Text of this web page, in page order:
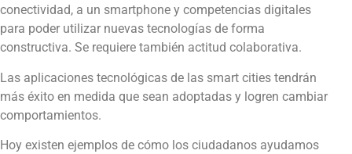
conectividad, a un smartphone y competencias digitales
para poder utilizar nuevas tecnologías de forma
constructiva. Se requiere también actitud colaborativa.
Las aplicaciones tecnológicas de las smart cities tendrán
más éxito en medida que sean adoptadas y logren cambiar
comportamientos.
Hoy existen ejemplos de cómo los ciudadanos ayudamos